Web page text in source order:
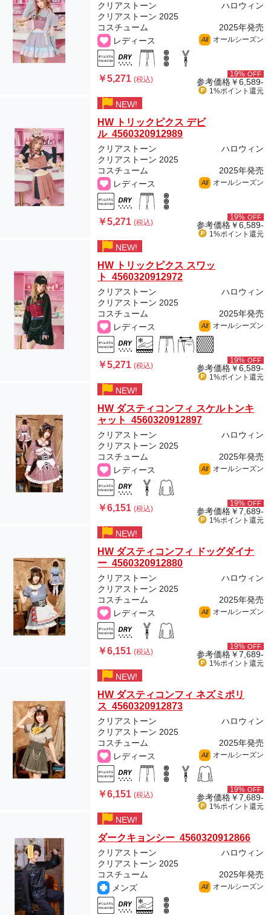
クリアストーン
ハロウィン
クリアストーン 2025
コスチューム
2025年発売
レディース
All オールシーズン
￥5,271(税込)
19% OFF
参考価格￥6,589-
1%ポイント 還元
NEW!
HW トリックピクス デビ
ル 4560320912989
クリアストーン
ハロウィン
クリアストーン 2025
コスチューム
2025年発売
レディース
All オールシーズン
￥5,271(税込)
19% OFF
参考価格￥6,589-
1%ポイント 還元
NEW!
HW トリックピクス スワッ
ト 4560320912972
クリアストーン
ハロウィン
クリアストーン 2025
コスチューム
2025年発売
レディース
All オールシーズン
￥5,271(税込)
19% OFF
参考価格￥6,589-
1%ポイント 還元
NEW!
HW ダスティコンフィ スケルトンキ
ャット 4560320912897
クリアストーン
ハロウィン
クリアストーン 2025
コスチューム
2025年発売
レディース
All オールシーズン
￥6,151(税込)
19% OFF
参考価格￥7,689-
1%ポイント 還元
NEW!
HW ダスティコンフィ ドッグダイナ
ー 4560320912880
クリアストーン
ハロウィン
クリアストーン 2025
コスチューム
2025年発売
レディース
All オールシーズン
￥6,151(税込)
19% OFF
参考価格￥7,689-
1%ポイント 還元
NEW!
HW ダスティコンフィ ネズミポリ
ス 4560320912873
クリアストーン
ハロウィン
クリアストーン 2025
コスチューム
2025年発売
レディース
All オールシーズン
￥6,151(税込)
19% OFF
参考価格￥7,689-
1%ポイント 還元
NEW!
ダークキョンシー 4560320912866
クリアストーン
ハロウィン
クリアストーン 2025
コスチューム
2025年発売
メンズ
All オールシーズン